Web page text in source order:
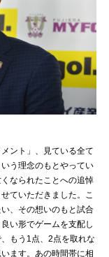
ント」、見ている全て
う理念のもとやってい
なられたことへの追悼
ていただきました。こ
、その想いのもと試合
い形でゲームを支配し
もう1点、2点を取れな
ます。あの時間帯に相